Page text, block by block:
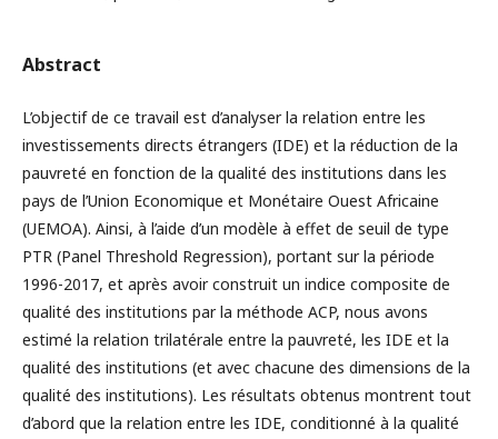
Abstract
L’objectif de ce travail est d’analyser la relation entre les
investissements directs étrangers (IDE) et la réduction de la
pauvreté en fonction de la qualité des institutions dans les
pays de l’Union Economique et Monétaire Ouest Africaine
(UEMOA). Ainsi, à l’aide d’un modèle à effet de seuil de type
PTR (Panel Threshold Regression), portant sur la période
1996-2017, et après avoir construit un indice composite de
qualité des institutions par la méthode ACP, nous avons
estimé la relation trilatérale entre la pauvreté, les IDE et la
qualité des institutions (et avec chacune des dimensions de la
qualité des institutions). Les résultats obtenus montrent tout
d’abord que la relation entre les IDE, conditionné à la qualité